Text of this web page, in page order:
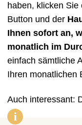
haben, klicken
Button und der
Ihnen sofort an,
monatlich im
einfach sämtliche
Ihren monatlichen
Auch interessant:
i